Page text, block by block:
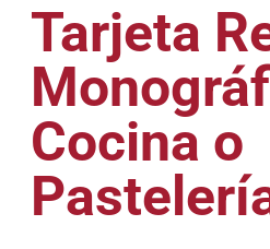
Tarjeta
Cocina o